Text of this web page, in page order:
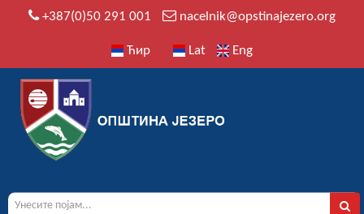
+387(0)50 291 001 nacelnik@opstinajezero.org
Ћир Lat Eng